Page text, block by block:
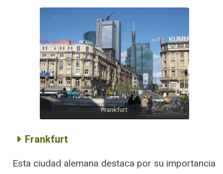
Frankfurt
Frankfurt
Esta ciudad alemana destaca por su importancia